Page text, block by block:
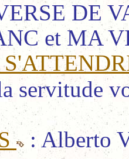
DE
et MA
servitude
: Alberto